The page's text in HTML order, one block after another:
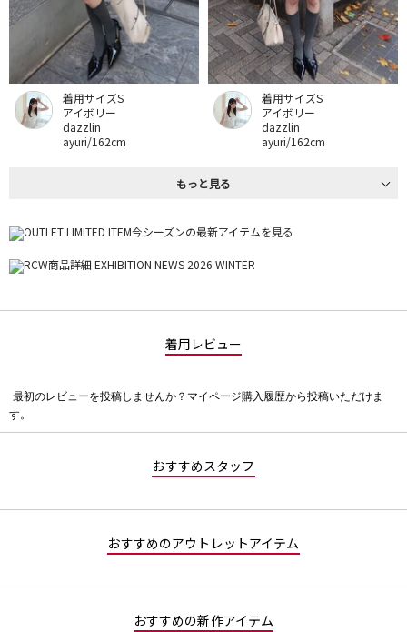
着用サイズS
アイボリー
dazzlin
ayuri/162cm
着用サイズS
アイボリー
dazzlin
ayuri/162cm
もっと見る
着用レビュー
評
価
最初のレビューを投稿しませんか？マイページ購入履歴から投稿いただけま
す。
おすすめスタッフ
おすすめのアウトレットアイテム
おすすめの新作アイテム